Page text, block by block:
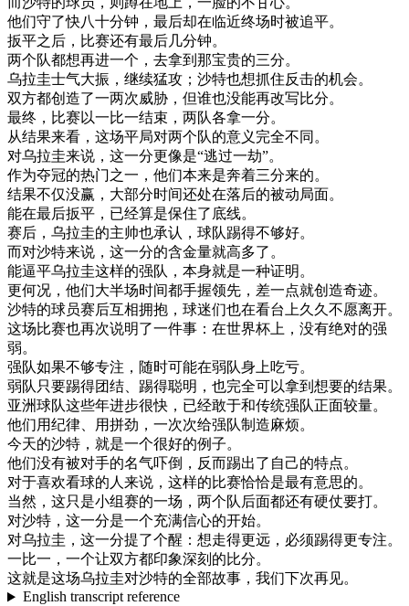
他们守了快八十分钟 ， 最后却在临近终场时被追平。
扳平之后 ， 比赛还有最后几分钟。
两个队都想再进一个 ， 去拿到 那宝贵的三分。
乌拉圭士气大振 ， 继续猛攻 ； 沙特也想抓住反击的机会。
双方都创造了一两次威胁 ， 但谁也没能再改写比分。
最终 ， 比赛以一比一结束 ， 两队各拿一分。
从结果来看 ， 这场平局对两个队的意义 完全不同 。
对乌拉圭来说 ， 这一分更像是“逃过一劫”。
作为夺冠的热门之一 ， 他们本来是奔着三分来的。
结果不仅没赢 ， 大部分时间还处在落后的被动局面。
能在最后扳平 ， 已经算是保住了底线。
赛后 ， 乌拉圭的主帅也承认 ， 球队踢得不够好。
而对沙特来说 ， 这一分的含金量就高多了。
能逼平乌拉圭这样的强队 ， 本身就是一种证明。
更何况 ， 他们大半场时间都手握领先 ， 差一点就创造奇迹。
沙特的球员赛后互相拥抱 ， 球迷们也在看台上久久不愿离开。
这场比赛也再次说明了一件事 ： 在世界杯上 ， 没有绝对的强
弱。
强队如果不够专注 ， 随时可能在弱队身上吃亏。
弱队只要踢得团结、 踢得聪明 ， 也完全可以拿到 想要的结果。
亚洲球队这些年进步很快 ， 已经敢于和传统强队正面较量。
他们用纪律、 用拼劲 ， 一次次给强队制造麻烦。
今天的沙特 ， 就是一个很好的例子。
他们没有被对手的名气吓倒 ， 反而踢出了 自己的特点。
对于喜欢看球的人来说 ， 这样的比赛恰恰是最有意思的。
当然 ， 这只是小组赛的一场 ， 两个队后面都还有硬仗要打。
对沙特 ， 这一分是一个充满信心的开始。
对乌拉圭 ， 这一分提了个醒 ： 想走得更远 ， 必须踢得更专注。
一比一 ， 一个让双方都印象深刻 的比分。
这就是这场乌拉圭对沙特的全部故事 ， 我们下次再见。
English transcript reference